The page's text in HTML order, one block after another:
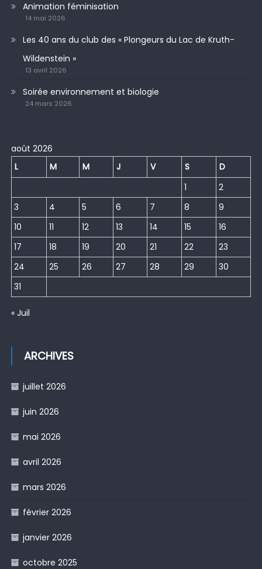
Animation féminisation
14 mai 2026
Les 40 ans du club des « Plongeurs du Lac de Kruth-
Wildenstein »
13 avril 2026
Soirée environnement et biologie
24 mars 2026
août 2026
L
M M J V S
D
1
2
3
4 5 6 7 8
9
10
11 12 13 14 15
16
17
18 19 20 21 22
23
24
25 26 27 28 29
30
31
« Juil
ARCHIVES
juillet 2026
juin 2026
mai 2026
avril 2026
mars 2026
février 2026
janvier 2026
octobre 2025